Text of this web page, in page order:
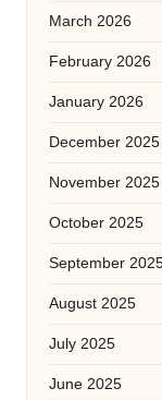
March 2026
February 2026
January 2026
December 2025
November 2025
October 2025
September
August 2025
July 2025
June 2025